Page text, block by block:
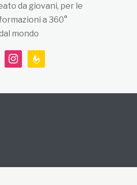
da giovani, per le
a 360°
mondo
instagramfeedburner